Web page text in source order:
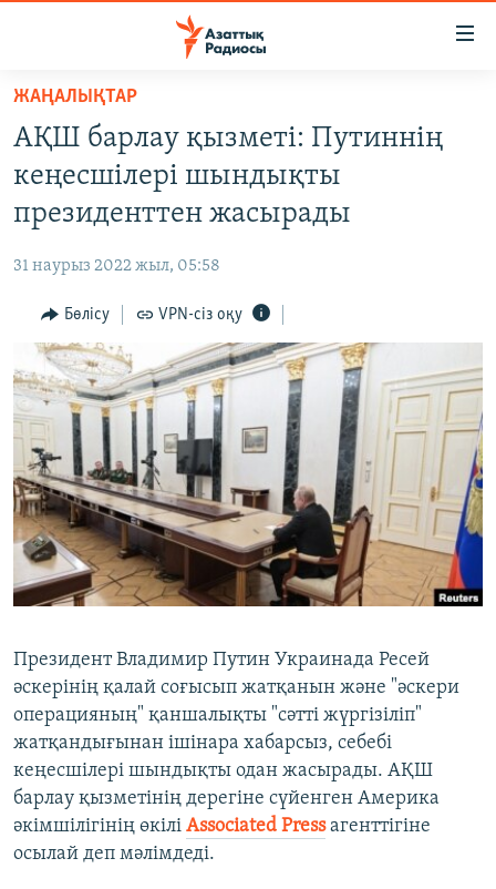
Skip
main
content
to
main
Navigation
Search
ЖАҢАЛЫҚТАР
САЯСАТ
АДАМ ҚҰҚЫҚТАРЫ
ӘЛЕУМЕТ
ӘЛЕМ
АРНАЙЫ ЖОБАЛАР
Русский
ЖАЗЫЛЫҢЫЗ
ЖАҢАЛЫҚТАР
АҚШ барлау қызметі: Путиннің
кеңесшілері шындықты
президенттен жасырады
31 наурыз 2022 жыл, 05:58
Бөлісу VPN-сіз оқу
Президент Владимир Путин Украинада Ресей
әскерінің қалай соғысып жатқанын және "әскери
операцияның" қаншалықты "сәтті жүргізіліп"
жатқандығынан ішінара хабарсыз, себебі
кеңесшілері шындықты одан жасырады. АҚШ
барлау қызметінің дерегіне сүйенген Америка
әкімшілігінің өкілі Associated Pressагенттігіне
осылай деп мәлімдеді.